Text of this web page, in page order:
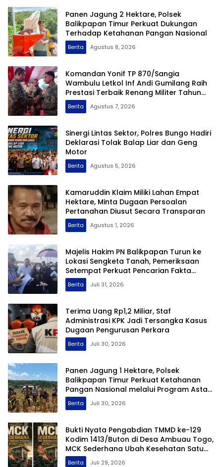
Panen Jagung 2 Hektare, Polsek
Balikpapan Timur Perkuat Dukungan
Terhadap Ketahanan Pangan Nasional
Berita Agustus 8, 2026
Komandan Yonif TP 870/Sangia
Wambulu Letkol Inf Andi Gumilang Raih
Prestasi Terbaik Renang Militer Tahun
2026
Berita Agustus 7, 2026
Sinergi Lintas Sektor, Polres Bungo Hadiri
Deklarasi Tolak Balap Liar dan Geng
Motor
Berita Agustus 5, 2026
Kamaruddin Klaim Miliki Lahan Empat
Hektare, Minta Dugaan Persoalan
Pertanahan Diusut Secara Transparan
Berita Agustus 1, 2026
Majelis Hakim PN Balikpapan Turun ke
Lokasi Sengketa Tanah, Pemeriksaan
Setempat Perkuat Pencarian Fakta
Hukum
Berita Juli 31, 2026
Terima Uang Rp1,2 Miliar, Staf
Administrasi KPK Jadi Tersangka Kasus
Dugaan Pengurusan Perkara
Berita Juli 30, 2026
Panen Jagung 1 Hektare, Polsek
Balikpapan Timur Perkuat Ketahanan
Pangan Nasional melalui Program Asta
Cita
Berita Juli 30, 2026
Bukti Nyata Pengabdian TMMD ke-129
Kodim 1413/Buton di Desa Ambuau Togo,
MCK Sederhana Ubah Kesehatan Satu
Kampung
Berita Juli 29, 2026